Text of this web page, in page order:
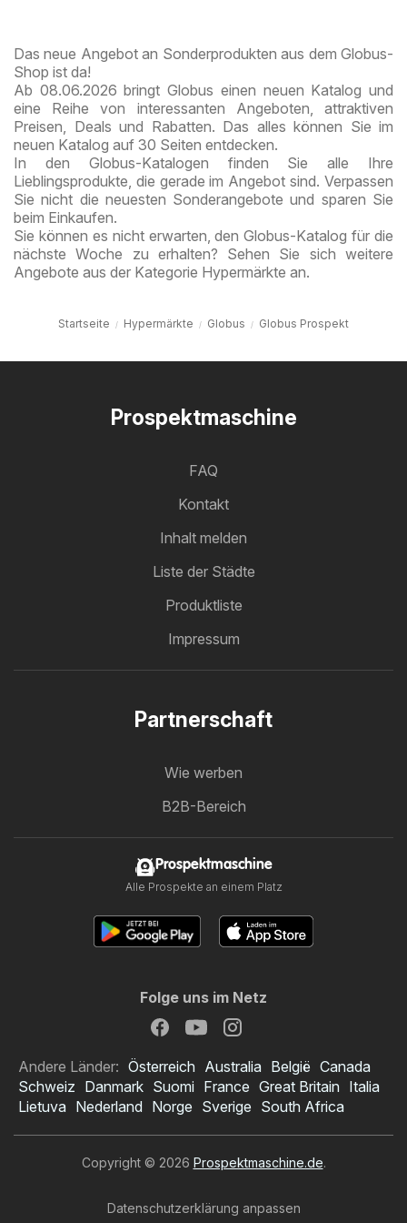
Das neue Angebot an Sonderprodukten aus dem Globus-
Shop ist da!
Ab 08.06.2026 bringt Globus einen neuen Katalog und
eine Reihe von interessanten Angeboten, attraktiven
Preisen, Deals und Rabatten. Das alles können Sie im
neuen Katalog auf 30 Seiten entdecken.
In den Globus-Katalogen finden Sie alle Ihre
Lieblingsprodukte, die gerade im Angebot sind. Verpassen
Sie nicht die neuesten Sonderangebote und sparen Sie
beim Einkaufen.
Sie können es nicht erwarten, den Globus-Katalog für die
nächste Woche zu erhalten? Sehen Sie sich weitere
Angebote aus der Kategorie Hypermärkte an.
Startseite Hypermärkte Globus Globus Prospekt
Prospektmaschine
FAQ
Kontakt
Inhalt melden
Liste der Städte
Produktliste
Impressum
Partnerschaft
Wie werben
B2B-Bereich
Prospektmaschine
Alle Prospekte an einem Platz
Folge uns im Netz
Andere Länder: Österreich Australia België Canada
Schweiz Danmark Suomi France Great Britain Italia
Lietuva Nederland Norge Sverige South Africa
Copyright © 2026 Prospektmaschine.de.
Datenschutzerklärung anpassen